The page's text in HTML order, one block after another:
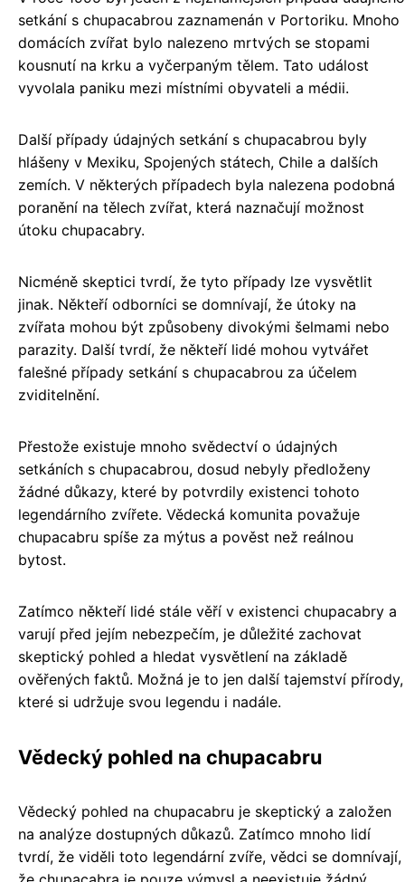
setkání s chupacabrou zaznamenán v Portoriku. Mnoho
domácích zvířat bylo nalezeno mrtvých se stopami
kousnutí na krku a vyčerpaným tělem. Tato událost
vyvolala paniku mezi místními obyvateli a médii.
Další případy údajných setkání s chupacabrou byly
hlášeny v Mexiku, Spojených státech, Chile a dalších
zemích. V některých případech byla nalezena podobná
poranění na tělech zvířat, která naznačují možnost
útoku chupacabry.
Nicméně skeptici tvrdí, že tyto případy lze vysvětlit
jinak. Někteří odborníci se domnívají, že útoky na
zvířata mohou být způsobeny divokými šelmami nebo
parazity. Další tvrdí, že někteří lidé mohou vytvářet
falešné případy setkání s chupacabrou za účelem
zviditelnění.
Přestože existuje mnoho svědectví o údajných
setkáních s chupacabrou, dosud nebyly předloženy
žádné důkazy, které by potvrdily existenci tohoto
legendárního zvířete. Vědecká komunita považuje
chupacabru spíše za mýtus a pověst než reálnou
bytost.
Zatímco někteří lidé stále věří v existenci chupacabry a
varují před jejím nebezpečím, je důležité zachovat
skeptický pohled a hledat vysvětlení na základě
ověřených faktů. Možná je to jen další tajemství přírody,
které si udržuje svou legendu i nadále.
Vědecký pohled na chupacabru
Vědecký pohled na chupacabru je skeptický a založen
na analýze dostupných důkazů. Zatímco mnoho lidí
tvrdí, že viděli toto legendární zvíře, vědci se domnívají,